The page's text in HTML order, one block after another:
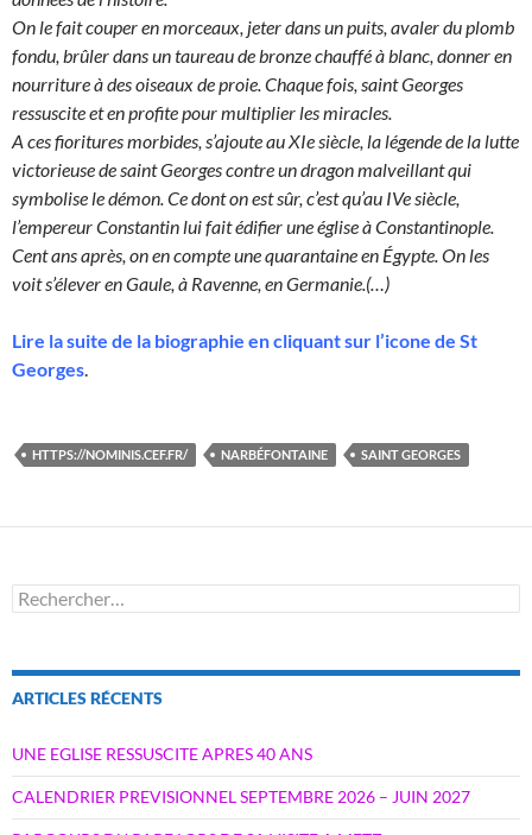
On le fait couper en morceaux, jeter dans un puits, avaler du plomb
fondu, brûler dans un taureau de bronze chauffé à blanc, donner en
nourriture à des oiseaux de proie.Chaque fois, saint Georges
ressuscite et en profite pour multiplier les miracles.
A ces fioritures morbides, s’ajoute au XIe siècle, la légende de la lutte
victorieuse de saint Georges contre un dragon malveillant qui
symbolise le démon. Ce dont on est sûr, c’est qu’au IVe siècle,
l’empereur Constantin lui fait édifier une église à Constantinople.
Cent ans après, on en compte une quarantaine en Égypte. On les
voit s’élever en Gaule, à Ravenne, en Germanie.(…)
Lire la suite de la biographie en cliquant sur l’icone de St
Georges.
HTTPS://NOMINIS.CEF.FR/ NARBÉFONTAINE SAINT GEORGES
Rechercher :
ARTICLES RÉCENTS
UNE EGLISE RESSUSCITE APRES 40 ANS
CALENDRIER PREVISIONNEL SEPTEMBRE 2026 – JUIN 2027